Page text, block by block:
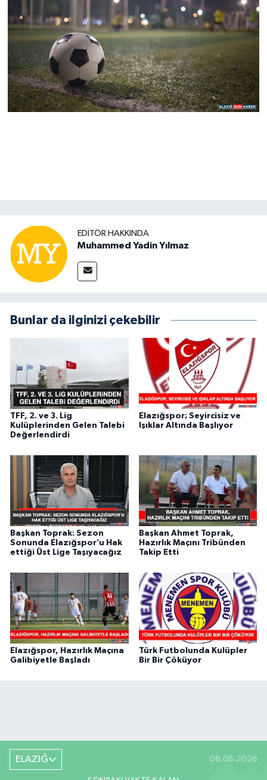
EDITÖR HAKKINDA
Muhammed Yadin Yılmaz
Bunlar da ilginizi çekebilir
TFF, 2. ve 3. Lig
Kulüplerinden Gelen Talebi
Değerlendirdi
Elazığspor; Seyircisiz ve
Işıklar Altında Başlıyor
Başkan Toprak: Sezon
Sonunda Elazığspor’u Hak
ettiği Üst Lige Taşıyacağız
Başkan Ahmet Toprak,
Hazırlık Maçını Tribünden
Takip Etti
Elazığspor, Hazırlık Maçına
Galibiyetle Başladı
Türk Futbolunda Kulüpler
Bir Bir Çöküyor
ELAZIĞ 06.08.2026